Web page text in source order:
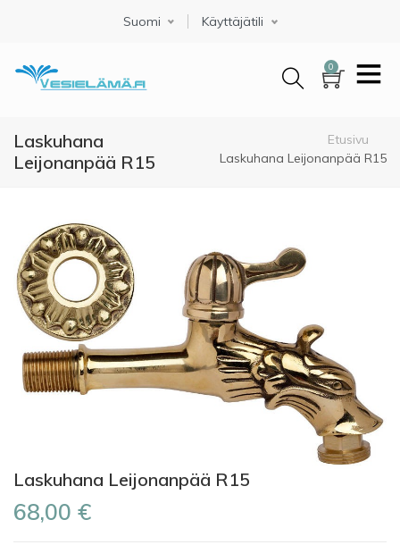
Select your language
Suomi Käyttäjätili
0
Laskuhana
Leijonanpää R15
MurupolkuEtusivu
Laskuhana Leijonanpää R15
Laskuhana Leijonanpää R15
68,00 €